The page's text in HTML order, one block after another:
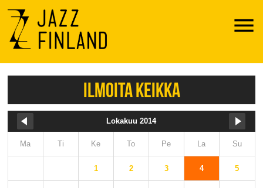
Menu
ILMOITA KEIKKA
Lokakuu 2014
Ma Ti Ke To Pe La Su
1 2 3 4 5